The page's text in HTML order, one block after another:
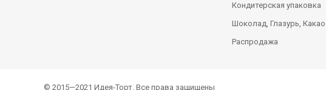
Кондитерская упаковка
Шоколад, Глазурь, Какао
Распродажа
© 2015—2021 Идея-Торт. Все права защищены